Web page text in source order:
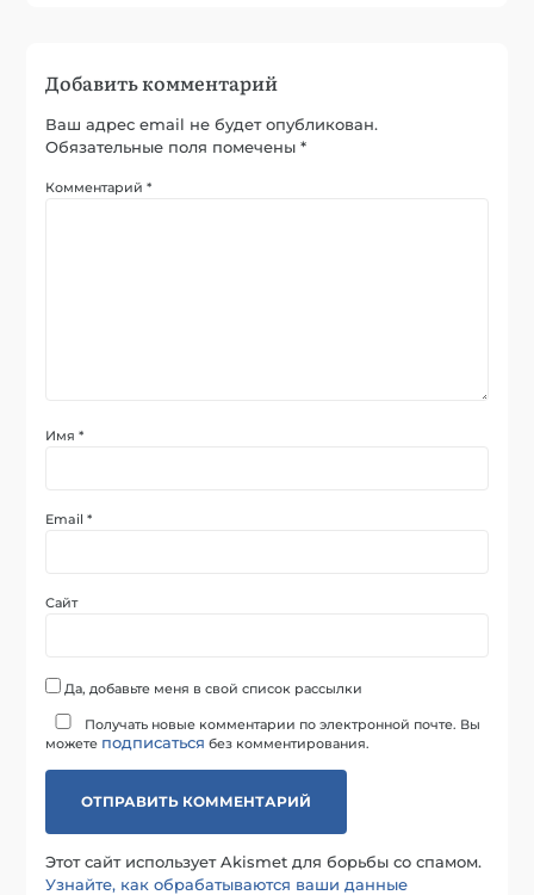
Добавить комментарий
Ваш адрес email не будет опубликован.
Обязательные поля помечены*
Комментарий*
Имя*
Email*
Сайт
Да, добавьте меня в свой список рассылки
Получать новые комментарии по электронной почте. Вы
можете подписаться без комментирования.
Этот сайт использует Akismet для борьбы со спамом.
Узнайте, как обрабатываются ваши данные